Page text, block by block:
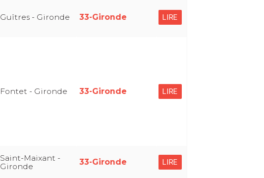
Guîtres - Gironde 33-Gironde LIRE
Fontet - Gironde 33-Gironde LIRE
Saint-Maixant -
Gironde
33-Gironde LIRE